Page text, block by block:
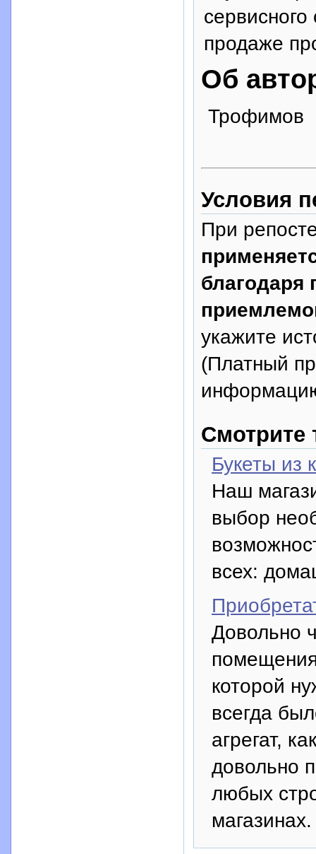
продаже
Об
Трофимов
Условия
При
благодаря
укажите
(Платный
Смотрите
Букеты из
Наш
выбор
всех:
Довольно
которой
всегда
агрегат,
довольно
любых
магазинах.